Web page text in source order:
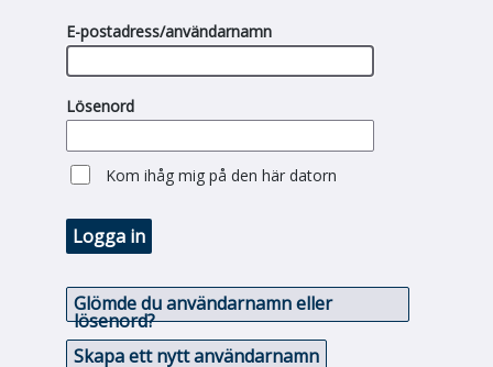
E-postadress/användarnamn
Lösenord
Kom ihåg mig på den här datorn
Logga in
Glömde du användarnamn eller
lösenord?
Skapa ett nytt användarnamn